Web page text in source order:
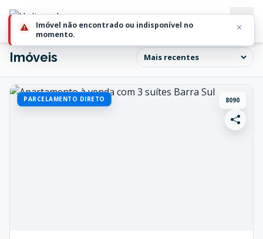
Imóvel não encontrado ou indisponível no
momento.
Imóveis
PARCELAMENTO DIRETO 8090